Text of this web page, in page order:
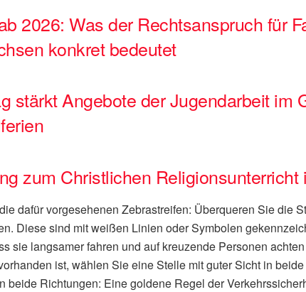
2026: Was der Rechtsanspruch für
konkret bedeutet
stärkt Angebote der Jugendarbeit im
zum Christlichen
dafür vorgesehenen Zebrastreifen: Überqueren Sie die
Diese sind mit weißen Linien oder Symbolen
sie langsamer fahren und auf kreuzende Personen
ist, wählen Sie eine Stelle mit guter Sicht in
beide Richtungen: Eine goldene Regel der